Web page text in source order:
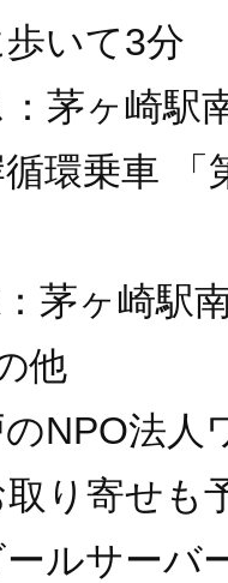
いて3分
：茅ヶ崎
循環乗車
：茅ヶ崎
他
のNPO法
り寄せも
ールサーバ